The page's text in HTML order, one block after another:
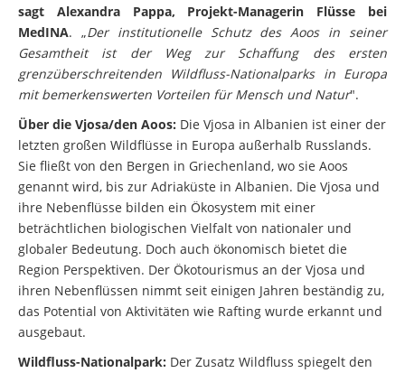
sagt Alexandra Pappa, Projekt-Managerin Flüsse bei
MedINA. „Der institutionelle Schutz des Aoos in seiner
Gesamtheit ist der Weg zur Schaffung des ersten
grenzüberschreitenden Wildfluss-Nationalparks in Europa
mit bemerkenswerten Vorteilen für Mensch und Natur".
Über die Vjosa/den Aoos: Die Vjosa in Albanien ist einer der
letzten großen Wildflüsse in Europa außerhalb Russlands.
Sie fließt von den Bergen in Griechenland, wo sie Aoos
genannt wird, bis zur Adriaküste in Albanien. Die Vjosa und
ihre Nebenflüsse bilden ein Ökosystem mit einer
beträchtlichen biologischen Vielfalt von nationaler und
globaler Bedeutung. Doch auch ökonomisch bietet die
Region Perspektiven. Der Ökotourismus an der Vjosa und
ihren Nebenflüssen nimmt seit einigen Jahren beständig zu,
das Potential von Aktivitäten wie Rafting wurde erkannt und
ausgebaut.
Wildfluss-Nationalpark: Der Zusatz Wildfluss spiegelt den